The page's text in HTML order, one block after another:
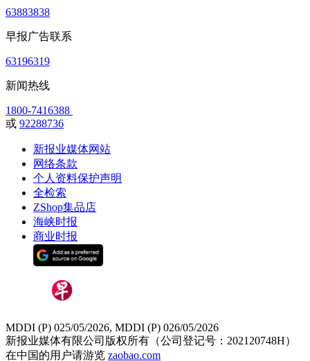
63883838
早报广告联系
63196319
新闻热线
1800-7416388
或 92288736
新报业媒体网站
网络条款
个人资料保护声明
全检索
ZShop集品店
海峡时报
商业时报
MDDI (P) 025/05/2026, MDDI (P) 026/05/2026
新报业媒体有限公司版权所有（公司登记号：202120748H）
在中国的用户请游览 zaobao.com